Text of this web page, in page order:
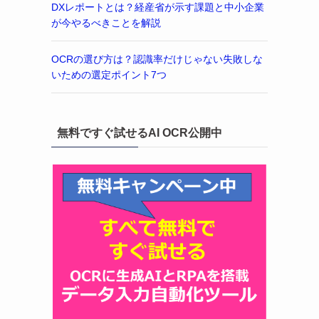
DXレポートとは？経産省が示す課題と中小企業
が今やるべきことを解説
OCRの選び方は？認識率だけじゃない失敗しな
いための選定ポイント7つ
無料ですぐ試せるAI OCR公開中